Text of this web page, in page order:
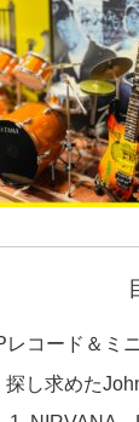
レコード＆ミ
探し求めた